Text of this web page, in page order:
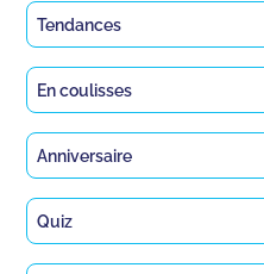
Tendances
En coulisses
Anniversaire
Quiz